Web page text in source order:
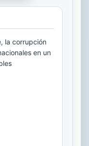
la corrupción
en un